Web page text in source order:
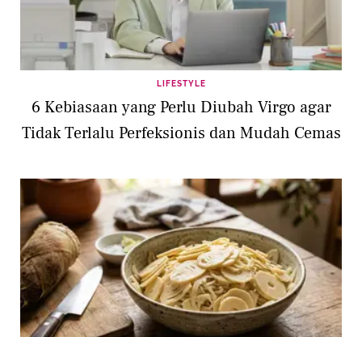
LIFESTYLE
6 Kebiasaan yang Perlu Diubah Virgo agar
Tidak Terlalu Perfeksionis dan Mudah Cemas